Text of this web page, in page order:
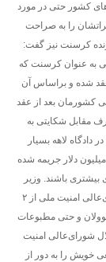
کشور حتی در مورد
را به صراحت
کرسنت نیز گفت:
به عنوان کرسنت که
شده و بر‌اساس آن
کشورمان بعد از عقد
مقابل شکایتی به
دادگاه لاهه بسیار
حساس است، ادامه داد: غرب تاکنون مدعی ۱۳ میلیارد و ۸۵۰ میلیون دلار جریمه شده
بیشتری باشند. وزیر
فرهنگ و ارشاد اسلامی‌اظهار داشت: بر همین اساس ‌شورای‌عالی امنیت ملی از ۲
و حتی مطبوعات
‌شورای‌عالی امنیت
خویش را به دور از